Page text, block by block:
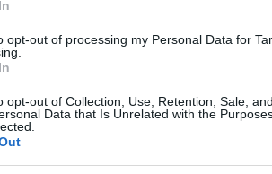
opt-out of processing my Personal Data for
opt-out of Collection, Use, Retention, Sale,
Data that Is Unrelated with the
intenzivnega gorenja saj pa je
ob tem pa s pomočjo avtolestve